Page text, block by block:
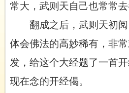
常大，武则天自己也常常去
翻成之后，武则天初
体会佛法的高妙稀有，非
发，给这个大经题了一首
现在念的开经偈。